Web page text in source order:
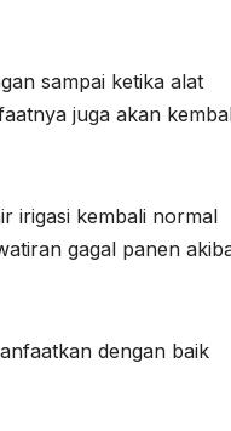
sampai ketika alat
juga akan
irigasi kembali normal
gagal panen
dengan baik